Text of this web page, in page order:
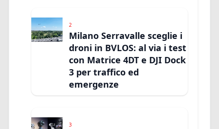
2
Milano Serravalle sceglie i
droni in BVLOS: al via i test
con Matrice 4DT e DJI Dock
3 per traffico ed
emergenze
3